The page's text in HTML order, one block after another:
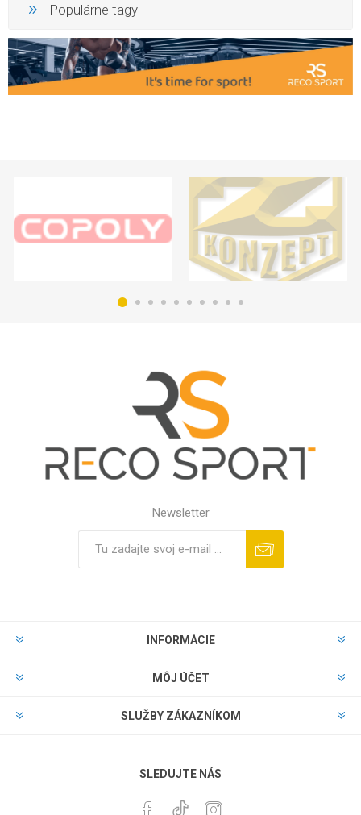
Populárne tagy
Newsletter
INFORMÁCIE
MÔJ ÚČET
SLUŽBY ZÁKAZNÍKOM
SLEDUJTE NÁS